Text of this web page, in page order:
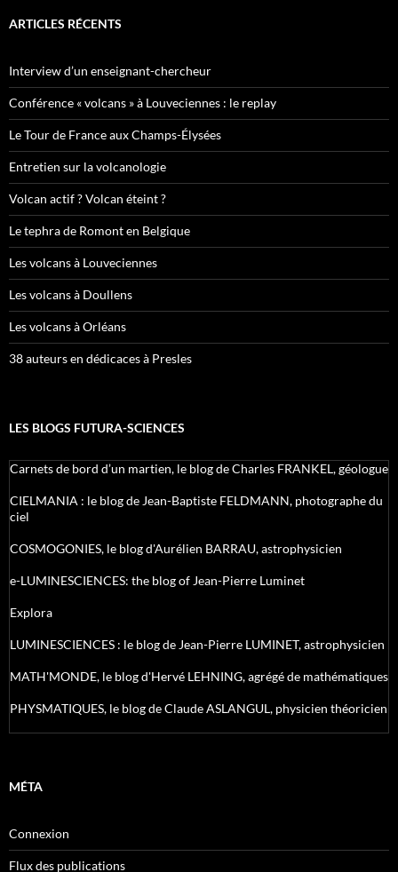
ARTICLES RÉCENTS
Interview d’un enseignant-chercheur
Conférence « volcans » à Louveciennes : le replay
Le Tour de France aux Champs-Élysées
Entretien sur la volcanologie
Volcan actif ? Volcan éteint ?
Le tephra de Romont en Belgique
Les volcans à Louveciennes
Les volcans à Doullens
Les volcans à Orléans
38 auteurs en dédicaces à Presles
LES BLOGS FUTURA-SCIENCES
Carnets de bord d’un martien, le blog de Charles FRANKEL, géologue
CIELMANIA : le blog de Jean-Baptiste FELDMANN, photographe du
ciel
COSMOGONIES, le blog d'Aurélien BARRAU, astrophysicien
e-LUMINESCIENCES: the blog of Jean-Pierre Luminet
Explora
LUMINESCIENCES : le blog de Jean-Pierre LUMINET, astrophysicien
MATH'MONDE, le blog d'Hervé LEHNING, agrégé de mathématiques
PHYSMATIQUES, le blog de Claude ASLANGUL, physicien théoricien
MÉTA
Connexion
Flux des publications